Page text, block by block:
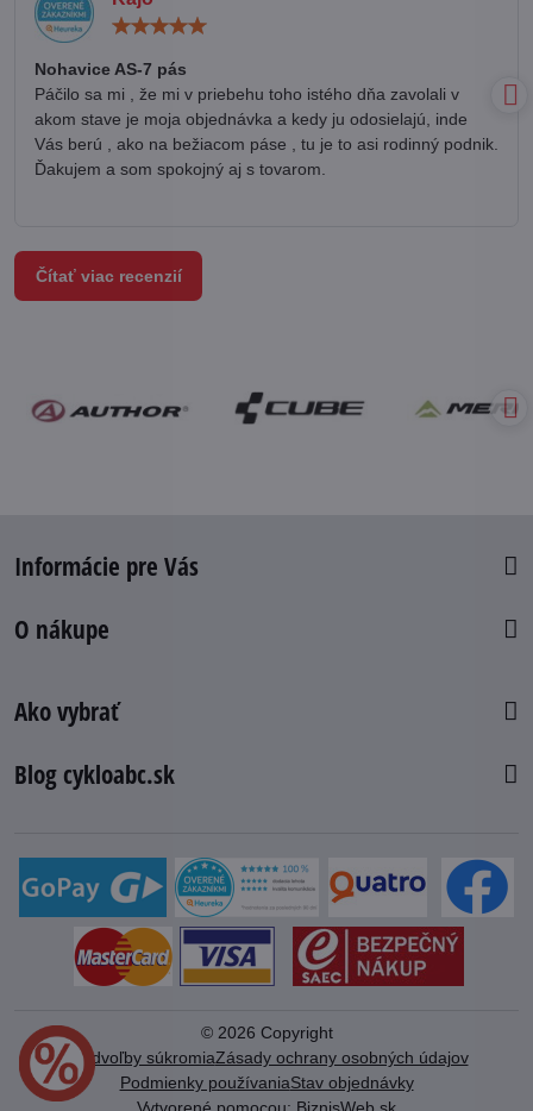
Nohavice AS-7 pás
Páčilo sa mi , že mi v priebehu toho istého dňa zavolali v
akom stave je moja objednávka a kedy ju odosielajú, inde
Vás berú , ako na bežiacom páse , tu je to asi rodinný podnik.
Ďakujem a som spokojný aj s tovarom.
Čítať viac recenzií
Informácie pre Vás
O nákupe
Ako vybrať
Blog cykloabc.sk
© 2026 Copyright
Predvoľby súkromiaZásady ochrany osobných údajov
Podmienky používaniaStav objednávky